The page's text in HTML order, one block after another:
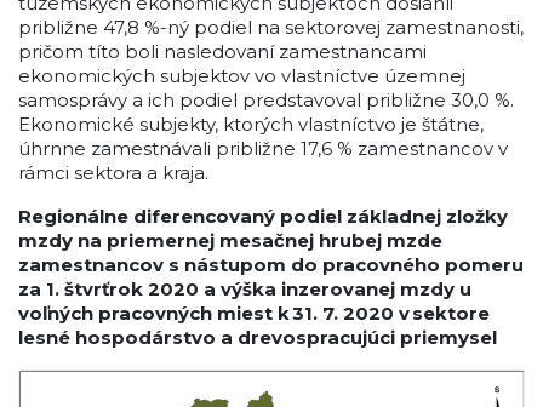
približne 47,8 %-ný podiel na sektorovej zamestnanosti,
pričom títo boli nasledovaní zamestnancami
ekonomických subjektov vo vlastníctve územnej
samosprávy a ich podiel predstavoval približne 30,0 %.
Ekonomické subjekty, ktorých vlastníctvo je štátne,
úhrnne zamestnávali približne 17,6 % zamestnancov v
rámci sektora a kraja.
Regionálne diferencovaný podiel základnej zložky
mzdy na priemernej mesačnej hrubej mzde
zamestnancov s nástupom do pracovného pomeru
za 1. štvrťrok 2020 a výška inzerovanej mzdy u
voľných pracovných miest k 31. 7. 2020 v sektore
lesné hospodárstvo a drevospracujúci priemysel